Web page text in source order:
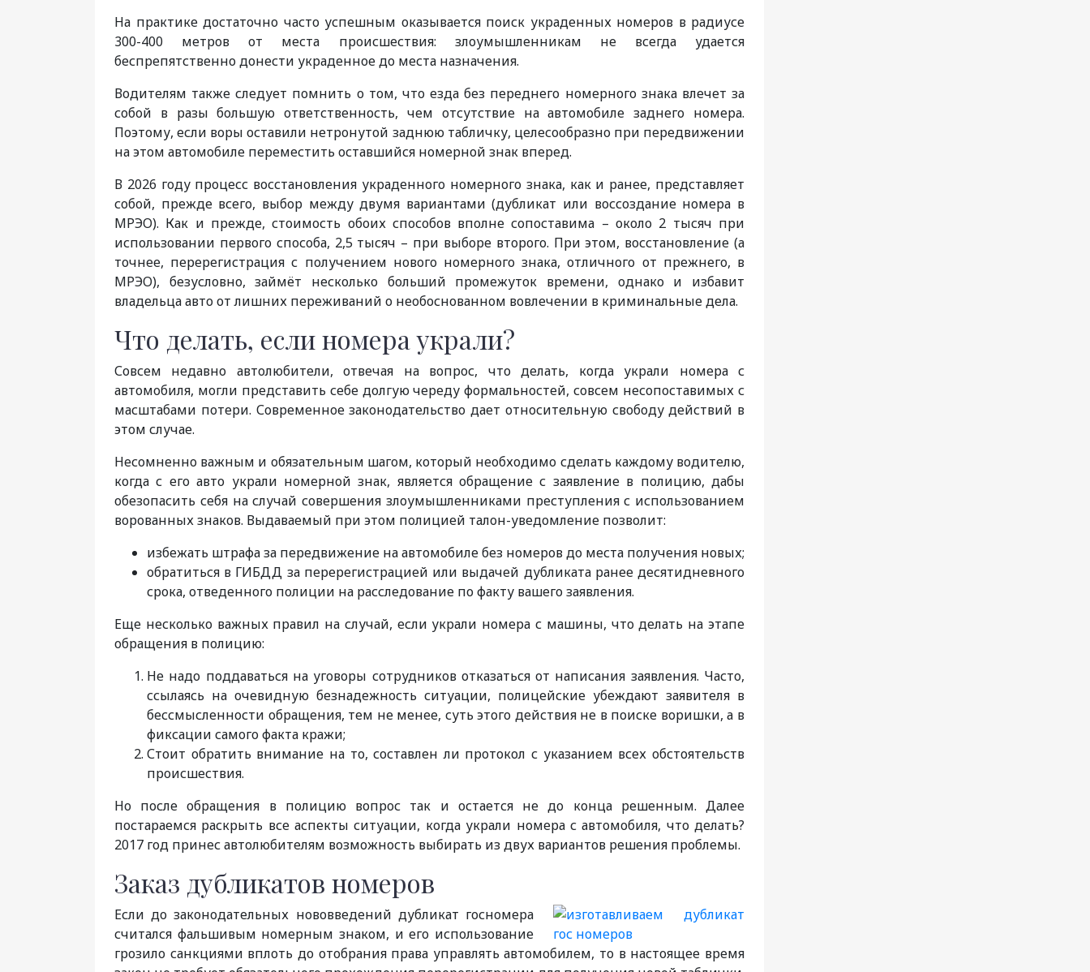
На практике достаточно часто успешным оказывается поиск украденных номеров в радиусе
300-400 метров от места происшествия: злоумышленникам не всегда удается
беспрепятственно донести украденное до места назначения.
Водителям также следует помнить о том, что езда без переднего номерного знака влечет за
собой в разы большую ответственность, чем отсутствие на автомобиле заднего номера.
Поэтому, если воры оставили нетронутой заднюю табличку, целесообразно при передвижении
на этом автомобиле переместить оставшийся номерной знак вперед.
В 2026 году процесс восстановления украденного номерного знака, как и ранее, представляет
собой, прежде всего, выбор между двумя вариантами (дубликат или воссоздание номера в
МРЭО). Как и прежде, стоимость обоих способов вполне сопоставима – около 2 тысяч при
использовании первого способа, 2,5 тысяч – при выборе второго. При этом, восстановление (а
точнее, перерегистрация с получением нового номерного знака, отличного от прежнего, в
МРЭО), безусловно, займёт несколько больший промежуток времени, однако и избавит
владельца авто от лишних переживаний о необоснованном вовлечении в криминальные дела.
Что делать, если номера украли?
Совсем недавно автолюбители, отвечая на вопрос, что делать, когда украли номера с
автомобиля, могли представить себе долгую череду формальностей, совсем несопоставимых с
масштабами потери. Современное законодательство дает относительную свободу действий в
этом случае.
Несомненно важным и обязательным шагом, который необходимо сделать каждому водителю,
когда с его авто украли номерной знак, является обращение с заявление в полицию, дабы
обезопасить себя на случай совершения злоумышленниками преступления с использованием
ворованных знаков. Выдаваемый при этом полицией талон-уведомление позволит:
избежать штрафа за передвижение на автомобиле без номеров до места получения новых;
обратиться в ГИБДД за перерегистрацией или выдачей дубликата ранее десятидневного
срока, отведенного полиции на расследование по факту вашего заявления.
Еще несколько важных правил на случай, если украли номера с машины, что делать на этапе
обращения в полицию:
Не надо поддаваться на уговоры сотрудников отказаться от написания заявления. Часто,
ссылаясь на очевидную безнадежность ситуации, полицейские убеждают заявителя в
бессмысленности обращения, тем не менее, суть этого действия не в поиске воришки, а в
фиксации самого факта кражи;
Стоит обратить внимание на то, составлен ли протокол с указанием всех обстоятельств
происшествия.
Но после обращения в полицию вопрос так и остается не до конца решенным. Далее
постараемся раскрыть все аспекты ситуации, когда украли номера с автомобиля, что делать?
2017 год принес автолюбителям возможность выбирать из двух вариантов решения проблемы.
Заказ дубликатов номеров
Если до законодательных нововведений дубликат госномера
считался фальшивым номерным знаком, и его использование
грозило санкциями вплоть до отобрания права управлять автомобилем, то в настоящее время